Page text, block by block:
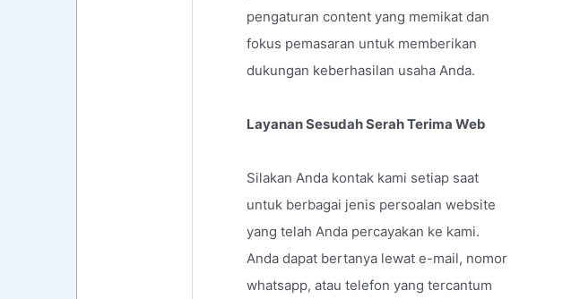
pengaturan content yang memikat dan
fokus pemasaran untuk memberikan
dukungan keberhasilan usaha Anda.
Layanan Sesudah Serah Terima Web
Silakan Anda kontak kami setiap saat
untuk berbagai jenis persoalan website
yang telah Anda percayakan ke kami.
Anda dapat bertanya lewat e-mail, nomor
whatsapp, atau telefon yang tercantum